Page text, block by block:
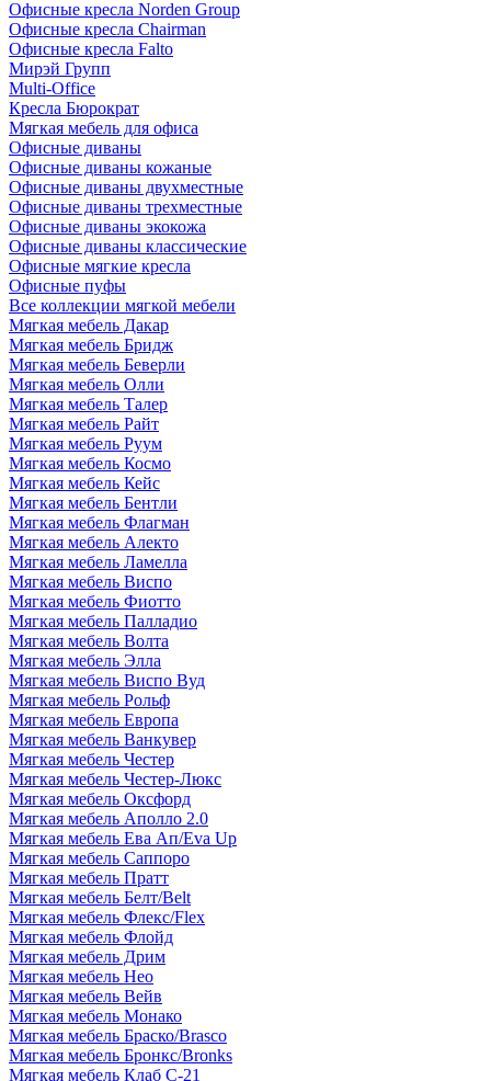
Офисные кресла Norden Group
Офисные кресла Chairman
Офисные кресла Falto
Мирэй Групп
Multi-Office
Кресла Бюрократ
Мягкая мебель для офиса
Офисные диваны
Офисные диваны кожаные
Офисные диваны двухместные
Офисные диваны трехместные
Офисные диваны экокожа
Офисные диваны классические
Офисные мягкие кресла
Офисные пуфы
Все коллекции мягкой мебели
Мягкая мебель Дакар
Мягкая мебель Бридж
Мягкая мебель Беверли
Мягкая мебель Олли
Мягкая мебель Талер
Мягкая мебель Райт
Мягкая мебель Руум
Мягкая мебель Космо
Мягкая мебель Кейс
Мягкая мебель Бентли
Мягкая мебель Флагман
Мягкая мебель Алекто
Мягкая мебель Ламелла
Мягкая мебель Виспо
Мягкая мебель Фиотто
Мягкая мебель Палладио
Мягкая мебель Волта
Мягкая мебель Элла
Мягкая мебель Виспо Вуд
Мягкая мебель Рольф
Мягкая мебель Европа
Мягкая мебель Ванкувер
Мягкая мебель Честер
Мягкая мебель Честер-Люкс
Мягкая мебель Оксфорд
Мягкая мебель Аполло 2.0
Мягкая мебель Ева Ап/Eva Up
Мягкая мебель Саппоро
Мягкая мебель Пратт
Мягкая мебель Белт/Belt
Мягкая мебель Флекс/Flex
Мягкая мебель Флойд
Мягкая мебель Дрим
Мягкая мебель Нео
Мягкая мебель Вейв
Мягкая мебель Монако
Мягкая мебель Браско/Brasco
Мягкая мебель Бронкс/Bronks
Мягкая мебель Клаб С-21